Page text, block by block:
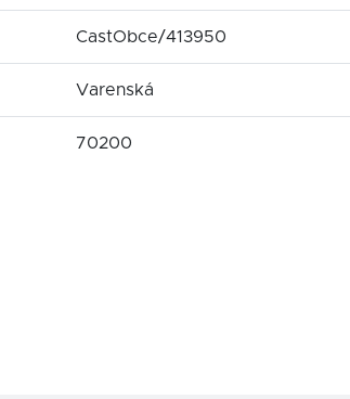
CastObce/413950
Varenská
70200